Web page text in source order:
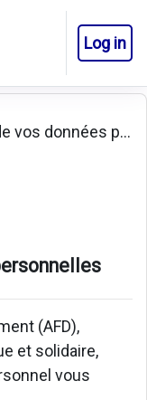
Log in
Protection de vos données personnelles
(AFD),
et solidaire,
vous